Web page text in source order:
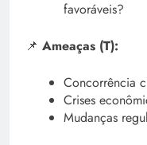
favoráveis?
📌 Ameaças (T):
Concorrência
Crises
Mudanças